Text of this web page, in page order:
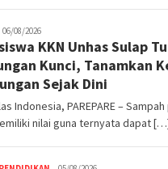
06/08/2026
KKN Unhas Sulap
Kunci, Tanamkan
Sejak Dini
Indonesia, PAREPARE –
nilai guna ternyata dapat